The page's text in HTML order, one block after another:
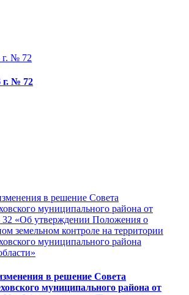
г. № 72
г. № 72
в решение Совета
муниципального района от
«Об утверждении Положения о
земельном контроле на территории
муниципального района
в решение Совета
муниципального района от